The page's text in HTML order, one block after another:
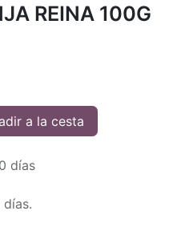
REINA 100G
a la cesta
días